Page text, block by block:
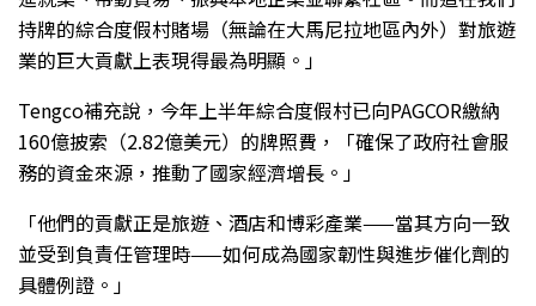
持牌的綜合度假村賭場（無論在大馬尼拉地區內外）對旅遊
業的巨大貢獻上表現得最為明顯。」
Tengco補充說，今年上半年綜合度假村已向PAGCOR繳納
160億披索（2.82億美元）的牌照費，「確保了政府社會服
務的資金來源，推動了國家經濟增長。」
「他們的貢獻正是旅遊、酒店和博彩產業——當其方向一致
並受到負責任管理時——如何成為國家韌性與進步催化劑的
具體例證。」